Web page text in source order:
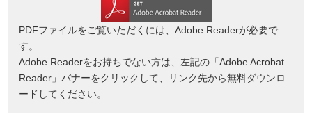
PDFファイルをご覧いただくには、Adobe Readerが必要で
す。
Adobe Readerをお持ちでない方は、左記の「Adobe Acrobat
Reader」バナーをクリックして、リンク先から無料ダウンロ
ードしてください。